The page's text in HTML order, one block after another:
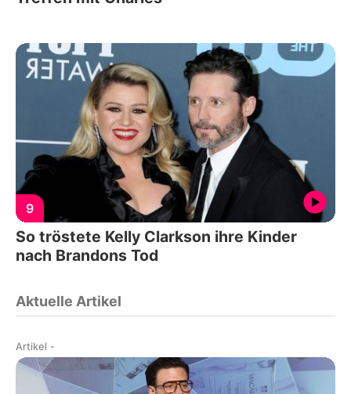
9
So tröstete Kelly Clarkson ihre Kinder
nach Brandons Tod
Aktuelle Artikel
Artikel -